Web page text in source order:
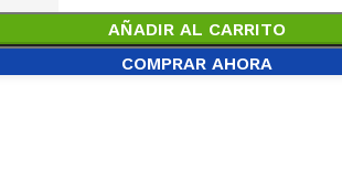
AÑADIR AL CARRITO
COMPRAR AHORA